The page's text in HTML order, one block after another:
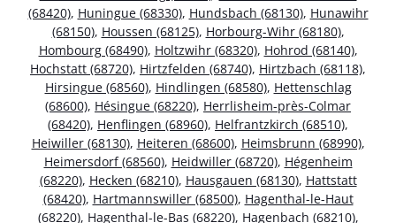
(68420), Huningue (68330), Hundsbach (68130), Hunawihr
(68150), Houssen (68125), Horbourg-Wihr (68180),
Hombourg (68490), Holtzwihr (68320), Hohrod (68140),
Hochstatt (68720), Hirtzfelden (68740), Hirtzbach (68118),
Hirsingue (68560), Hindlingen (68580), Hettenschlag
(68600), Hésingue (68220), Herrlisheim-près-Colmar
(68420), Henflingen (68960), Helfrantzkirch (68510),
Heiwiller (68130), Heiteren (68600), Heimsbrunn (68990),
Heimersdorf (68560), Heidwiller (68720), Hégenheim
(68220), Hecken (68210), Hausgauen (68130), Hattstatt
(68420), Hartmannswiller (68500), Hagenthal-le-Haut
(68220), Hagenthal-le-Bas (68220), Hagenbach (68210),